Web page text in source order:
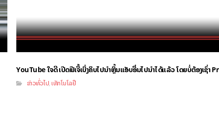
YouTube ໃຈດີ ເປີດຟີເຈີ້ເບິ່ງຄິບໄປນຳຫຼິ້ນແອັບອື່ນໄປນຳໄດ້ແລ້ວ ໂດຍບໍ່ຕ້ອງເຊົ່າ
ຂ່າວທົ່ວໄປ,ເທັກໂນໂລຢີ